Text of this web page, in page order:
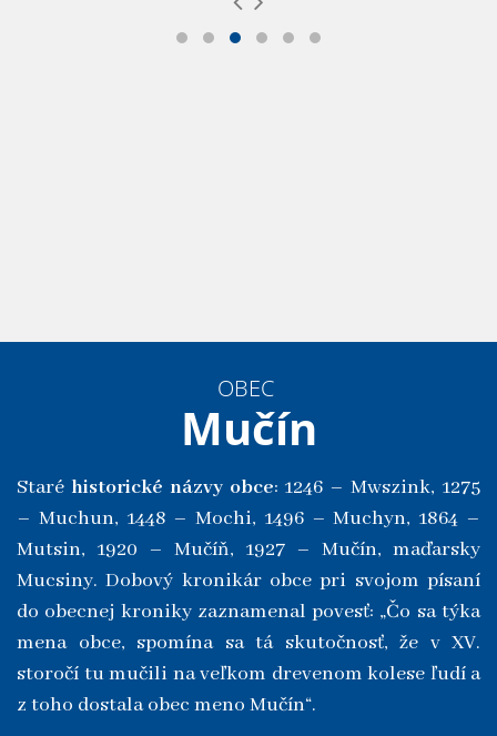
OBEC
Mučín
Staré historické názvy obce: 1246 – Mwszink, 1275
– Muchun, 1448 – Mochi, 1496 – Muchyn, 1864 –
Mutsin, 1920 – Mučíň, 1927 – Mučín, maďarsky
Mucsiny. Dobový kronikár obce pri svojom písaní
do obecnej kroniky zaznamenal povesť: „Čo sa týka
mena obce, spomína sa tá skutočnosť, že v XV.
storočí tu mučili na veľkom drevenom kolese ľudí a
z toho dostala obec meno Mučín“.